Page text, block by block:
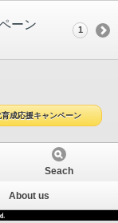
ーン 1
成応援キャンペーン
Seach
About us